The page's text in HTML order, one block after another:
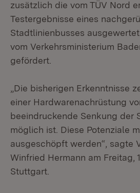
zusätzlich die vom TÜV Nord
Testergebnisse eines
Stadtlinienbusses
vom Verkehrsministerium
gefördert.
„Die bisherigen Erkenntnisse
einer Hardwarenachrüstung
beeindruckende Senkung der
möglich ist. Diese Potenziale
ausgeschöpft werden“, sagte
Winfried Hermann am Freitag,
Stuttgart.